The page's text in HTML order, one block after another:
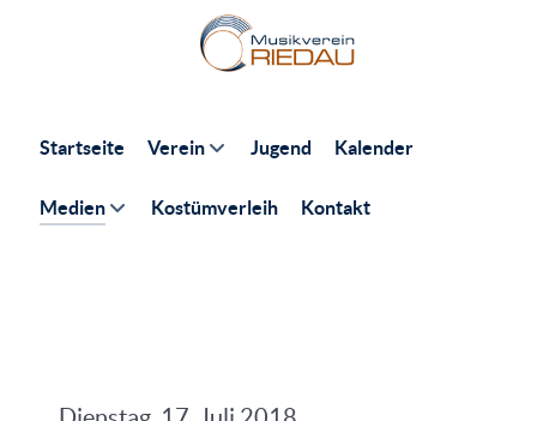
Startseite Verein Jugend Kalender
Medien Kostümverleih Kontakt